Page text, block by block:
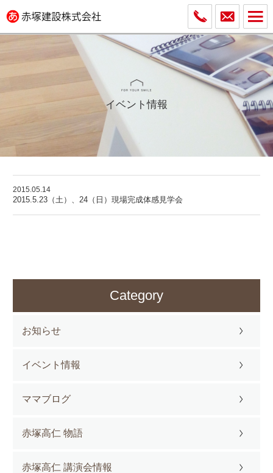
イベント情報
2015.05.14
2015.5.23（土）、24（日）現場完成体感見学会
Category
お知らせ
イベント情報
ママブログ
赤塚高仁 物語
赤塚高仁 講演会情報